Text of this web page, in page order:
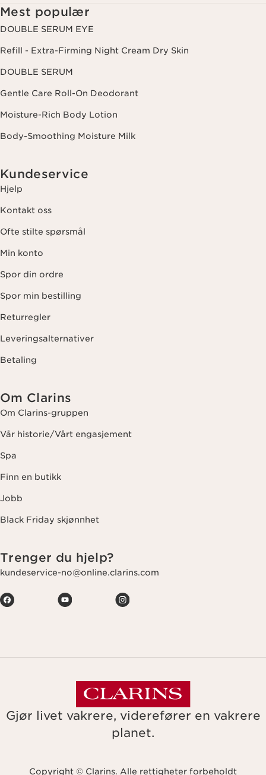
avmeldingslenken i hvert nyhetsbrev. For mer informasjon om
hvordan vi behandler dine data og dine rettigheter, vennligst se
vår personvernerklæring
Mest populær
DOUBLE SERUM EYE
Refill - Extra-Firming Night Cream Dry Skin
DOUBLE SERUM
Gentle Care Roll-On Deodorant
Moisture-Rich Body Lotion
Body-Smoothing Moisture Milk
Kundeservice
Hjelp
Kontakt oss
Ofte stilte spørsmål
Min konto
Spor din ordre
Spor min bestilling
Returregler
Leveringsalternativer
Betaling
Om Clarins
Om Clarins-gruppen
Vår historie/Vårt engasjement
Spa
Finn en butikk
Jobb
Black Friday skjønnhet
Trenger du hjelp?
kundeservice-no@online.clarins.com
Gjør livet vakrere, viderefører en vakrere
planet.
Copyright © Clarins. Alle rettigheter forbeholdt